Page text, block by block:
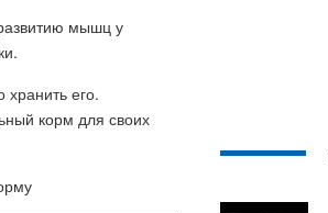
мышц у
его.
корм для своих